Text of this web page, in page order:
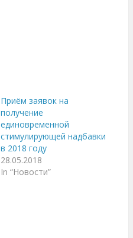
Приём заявок на
получение
единовременной
стимулирующей надбавки
в 2018 году
28.05.2018
In “Новости”